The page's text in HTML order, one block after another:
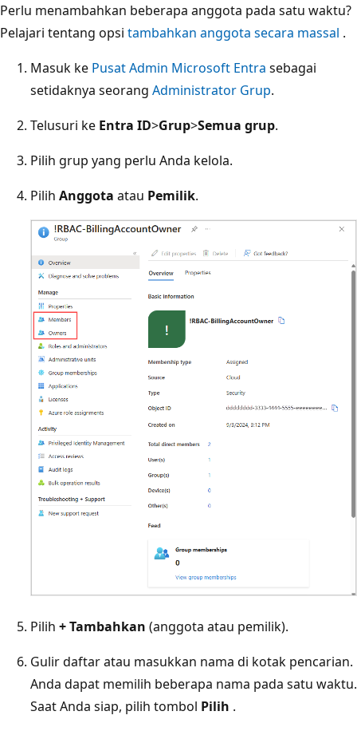
Perlu menambahkan beberapa anggota pada satu waktu?
Pelajari tentang opsi tambahkan anggota secara massal .
Masuk ke Pusat Admin Microsoft Entra sebagai
setidaknya seorang Administrator Grup.
Telusuri ke Entra ID>Grup>Semua grup.
Pilih grup yang perlu Anda kelola.
Pilih Anggota atau Pemilik.
Pilih + Tambahkan (anggota atau pemilik).
Gulir daftar atau masukkan nama di kotak pencarian.
Anda dapat memilih beberapa nama pada satu waktu.
Saat Anda siap, pilih tombol Pilih .